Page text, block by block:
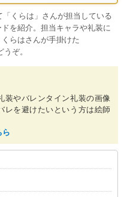
くらは」さんが担当している
を紹介。担当キャラや礼装に
らはさんが手掛けた
ぞ。
装やバレンタイン礼装の画像
レを避けたいという方は絵師
ら